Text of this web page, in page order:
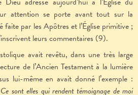
attention se porte avant tout sur la
par les Apôtres et l’Église primitive ;
leurs commentaires (9).
avait revêtu, dans une très large
de l’Ancien Testament à la lumière
lui-même en avait donné l’exemple :
sont elles qui rendent témoignage de moi